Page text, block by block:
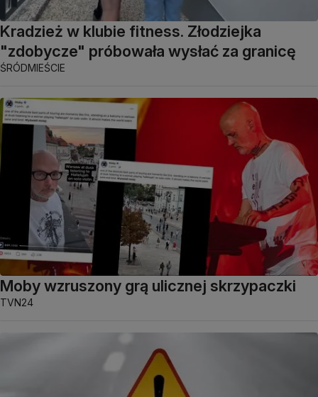
Kradzież w klubie fitness. Złodziejka
"zdobycze" próbowała wysłać za granicę
ŚRÓDMIEŚCIE
Moby wzruszony grą ulicznej skrzypaczki
TVN24